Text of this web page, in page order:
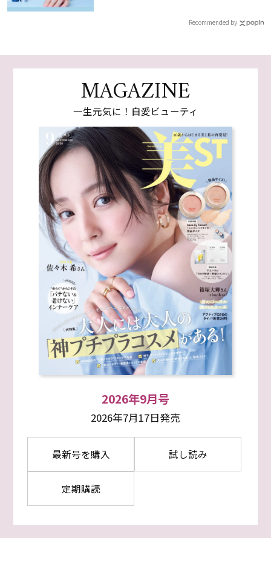
Recommended by
MAGAZINE
一生元気に！自愛ビューティ
2026年9月号
2026年7月17日発売
最新号を購入 試し読み
定期購読